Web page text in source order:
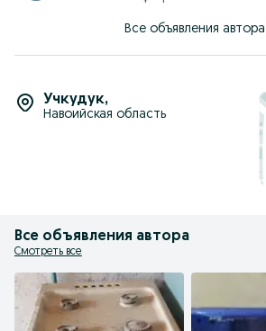
Все объявления автора
Учкудук,
Навоийская область
Все объявления автора
Смотреть все